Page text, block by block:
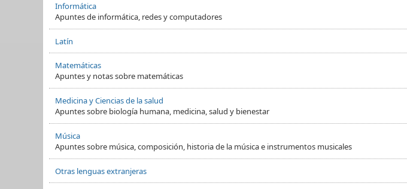
Informática
Apuntes de informática, redes y computadores
Latín
Matemáticas
Apuntes y notas sobre matemáticas
Medicina y Ciencias de la salud
Apuntes sobre biología humana, medicina, salud y bienestar
Música
Apuntes sobre música, composición, historia de la música e instrumentos musicales
Otras lenguas extranjeras